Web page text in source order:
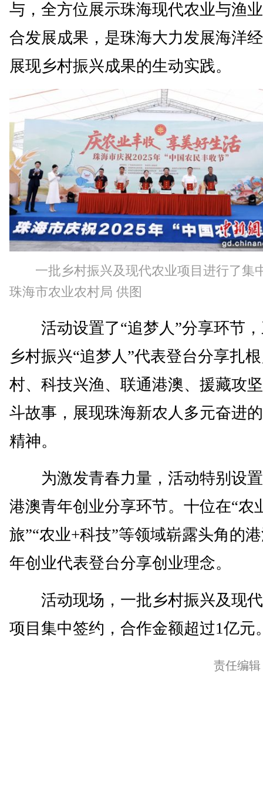
与，全方位展示珠海现代农业与渔
合发展成果，是珠海大力发展海洋
展现乡村振兴成果的生动实践。
一批乡村振兴及现代农业项目进行了集
珠海市农业农村局 供图
活动设置了“追梦人”分享环节，
乡村振兴“追梦人”代表登台分享扎
村、科技兴渔、联通港澳、援藏攻
斗故事，展现珠海新农人多元奋进
精神。
为激发青春力量，活动特别设
港澳青年创业分享环节。十位在“农
旅”“农业+科技”等领域崭露头角的
年创业代表登台分享创业理念。
活动现场，一批乡村振兴及现
项目集中签约，合作金额超过1亿元
责任编